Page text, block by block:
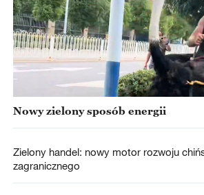
Nowy zielony sposób energii
Zielony handel: nowy motor rozwoju
zagranicznego